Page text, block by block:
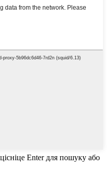
Enter для пошуку або